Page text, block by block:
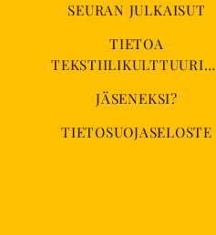
SEURAN JULKAISUT
TIETOA
TEKSTIILIKULTTUURISEURASTA
JÄSENEKSI?
TIETOSUOJASELOSTE